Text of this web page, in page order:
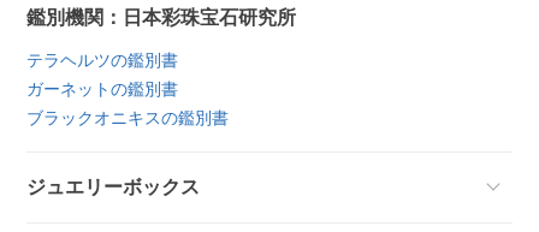
鑑別機関：日本彩珠宝石研究所
テラヘルツの鑑別書
ガーネットの鑑別書
ブラックオニキスの鑑別書
ジュエリーボックス